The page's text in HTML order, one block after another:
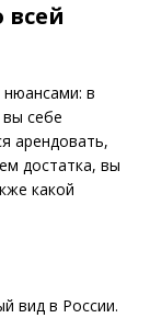
в
себе
арендовать,
достатка, вы
какой
вид в России.